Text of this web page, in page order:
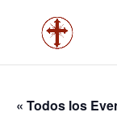
« Todos los